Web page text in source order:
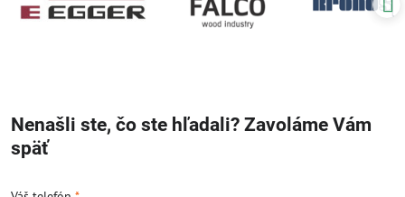
Nenašli ste, čo ste hľadali? Zavoláme Vám
späť